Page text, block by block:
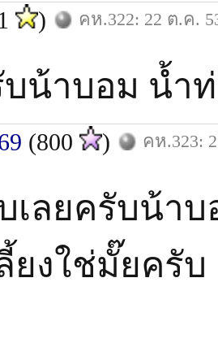
) คห.322: 22 ต.ค.
น้าบอม น้ำ
(800 ) คห.323:
เลยครับน้า
ยงใช่มั๊ยครับ